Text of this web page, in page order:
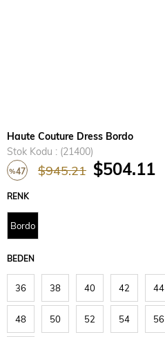
Haute Couture Dress Bordo
Stok Kodu
(21400)
%47
İndirim
$945.21 $504.11
RENK
Bordo
BEDEN
36 38 40 42 44
48 50 52 54 56